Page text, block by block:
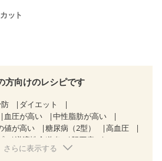
ット
方向けのレシピです
ダイエット
血圧が高い
中性脂肪が高い
値が高い 糖尿病（2型）
高血圧
逆流性食道炎
胆石症
期）
慢性便秘症
さらに表示する